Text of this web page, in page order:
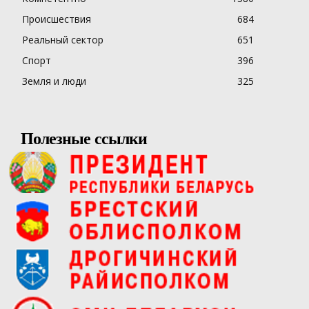
Происшествия
684
Реальный сектор
651
Спорт
396
Земля и люди
325
Полезные ссылки